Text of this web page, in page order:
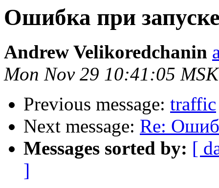
Ошибка при
Andrew Velikoredchanin
Mon Nov 29 10:41:05
Previous message: traffic
Next message: Re:
Messages sorted by: [
]